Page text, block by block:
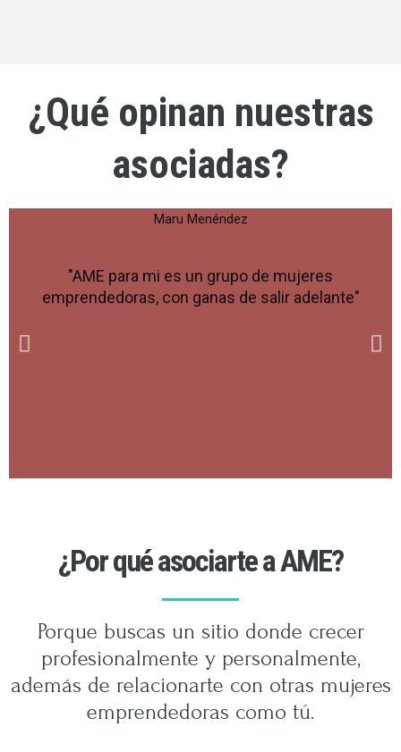
¿Qué opinan nuestras
asociadas?
Maru Menéndez
"AME para mi es un grupo de mujeres
emprendedoras, con ganas de salir adelante"
¿Por qué asociarte a AME?
Porque buscas un sitio donde crecer
profesionalmente y personalmente,
además de relacionarte con otras mujeres
emprendedoras como tú.